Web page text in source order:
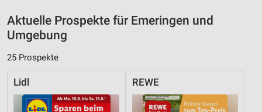
Aktuelle Prospekte für Emeringen und
Umgebung
25 Prospekte
Lidl REWE